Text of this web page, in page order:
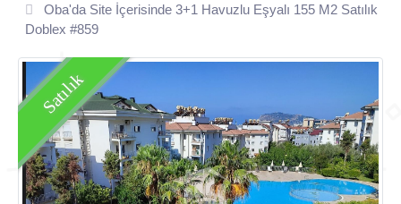
Oba'da Site İçerisinde 3+1 Havuzlu Eşyalı 155 M2 Satılık
Doblex #859
Satılık